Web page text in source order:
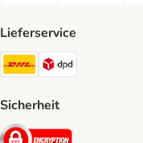
Lieferservice
DHL Shipping Method
Sicherheit
Security